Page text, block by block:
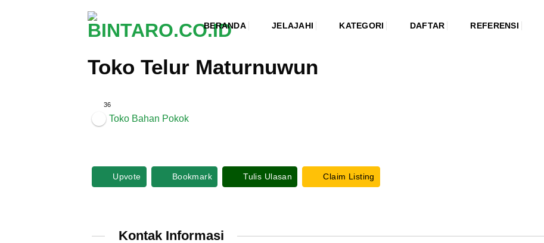
BERANDA JELAJAHI KATEGORI DAFTAR REFERENSI
Toko Telur Maturnuwun
36
Toko Bahan Pokok
Upvote Bookmark Tulis Ulasan Claim Listing
Kontak Informasi